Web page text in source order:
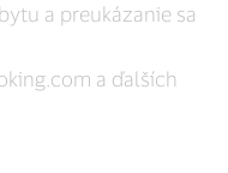
a preukázanie sa
a ďalších